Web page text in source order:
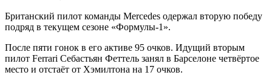
Британский пилот команды Mercedes одержал вторую победу
подряд в текущем сезоне «Формулы-1».
После пяти гонок в его активе 95 очков. Идущий вторым
пилот Ferrari Себастьян Феттель занял в Барселоне четвёртое
место и отстаёт от Хэмилтона на 17 очков.